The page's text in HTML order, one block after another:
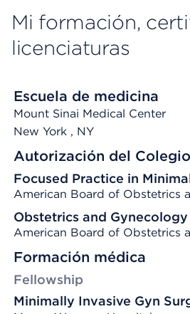
Mi formación,
licenciaturas
Escuela de medicina
Mount Sinai Medical Center
New York , NY
Autorización del
Focused Practice in
American Board of Obstetrics
Obstetrics and Gynecology
American Board of Obstetrics
Formación médica
Fellowship
Minimally Invasive Gyn